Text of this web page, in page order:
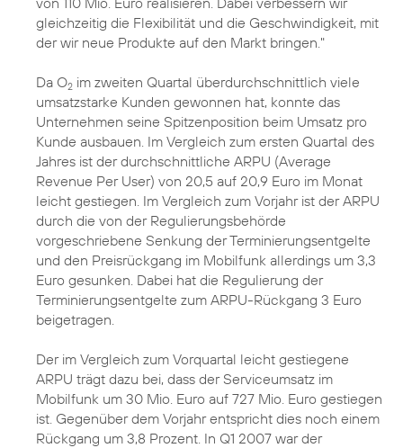
gleichzeitig die Flexibilität und die Geschwindigkeit, mit
der wir neue Produkte auf den Markt bringen."
Da O2 im zweiten Quartal überdurchschnittlich viele
umsatzstarke Kunden gewonnen hat, konnte das
Unternehmen seine Spitzenposition beim Umsatz pro
Kunde ausbauen. Im Vergleich zum ersten Quartal des
Jahres ist der durchschnittliche ARPU (Average
Revenue Per User) von 20,5 auf 20,9 Euro im Monat
leicht gestiegen. Im Vergleich zum Vorjahr ist der ARPU
durch die von der Regulierungsbehörde
vorgeschriebene Senkung der Terminierungsentgelte
und den Preisrückgang im Mobilfunk allerdings um 3,3
Euro gesunken. Dabei hat die Regulierung der
Terminierungsentgelte zum ARPU-Rückgang 3 Euro
beigetragen.
Der im Vergleich zum Vorquartal leicht gestiegene
ARPU trägt dazu bei, dass der Serviceumsatz im
Mobilfunk um 30 Mio. Euro auf 727 Mio. Euro gestiegen
ist. Gegenüber dem Vorjahr entspricht dies noch einem
Rückgang um 3,8 Prozent. In Q1 2007 war der